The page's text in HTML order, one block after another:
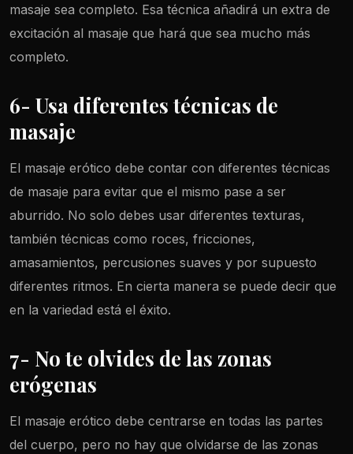
masaje sea completo. Esa técnica añadirá un extra de
excitación al masaje que hará que sea mucho más
completo.
6- Usa diferentes técnicas de
masaje
El masaje erótico debe contar con diferentes técnicas
de masaje para evitar que el mismo pase a ser
aburrido. No solo debes usar diferentes texturas,
también técnicas como roces, fricciones,
amasamientos, percusiones suaves y por supuesto
diferentes ritmos. En cierta manera se puede decir que
en la variedad está el éxito.
7- No te olvides de las zonas
erógenas
El masaje erótico debe centrarse en todas las partes
del cuerpo, pero no hay que olvidarse de las zonas